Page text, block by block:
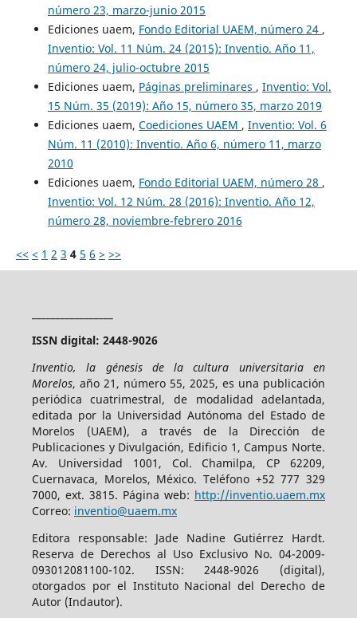
número 23, marzo-junio 2015
Ediciones uaem, Fondo Editorial UAEM, número 24 ,
Inventio: Vol. 11 Núm. 24 (2015): Inventio. Año 11,
número 24, julio-octubre 2015
Ediciones uaem, Páginas preliminares , Inventio: Vol.
15 Núm. 35 (2019): Año 15, número 35, marzo 2019
Ediciones uaem, Coediciones UAEM , Inventio: Vol. 6
Núm. 11 (2010): Inventio. Año 6, número 11, marzo
2010
Ediciones uaem, Fondo Editorial UAEM, número 28 ,
Inventio: Vol. 12 Núm. 28 (2016): Inventio. Año 12,
número 28, noviembre-febrero 2016
<< < 1 2 3 4 5 6 > >>
ISSN digital: 2448-9026
Inventio, la génesis de la cultura universitaria en
Morelos, año 21, número 55, 2025, es una publicación
periódica cuatrimestral, de modalidad adelantada,
editada por la Universidad Autónoma del Estado de
Morelos (UAEM), a través de la Dirección de
Publicaciones y Divulgación, Edificio 1, Campus Norte.
Av. Universidad 1001, Col. Chamilpa, CP 62209,
Cuernavaca, Morelos, México. Teléfono +52 777 329
7000, ext. 3815. Página web: http://inventio.uaem.mx
Correo: inventio@uaem.mx
Editora responsable: Jade Nadine Gutiérrez Hardt.
Reserva de Derechos al Uso Exclusivo No. 04-2009-
093012081100-102. ISSN: 2448-9026 (digital),
otorgados por el Instituto Nacional del Derecho de
Autor (Indautor).